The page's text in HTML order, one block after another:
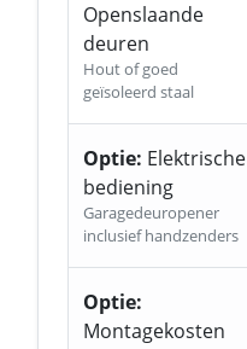
Openslaande
deuren
Hout of goed
geïsoleerd staal
Optie: Elektrische
bediening
Garagedeuropener
inclusief handzenders
Optie:
Montagekosten